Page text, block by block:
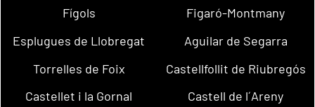
Fígols
Figaró-Montmany
Esplugues de Llobregat
Aguilar de Segarra
Torrelles de Foix
Castellfollit de Riubregós
Castellet i la Gornal
Castell de l´Areny